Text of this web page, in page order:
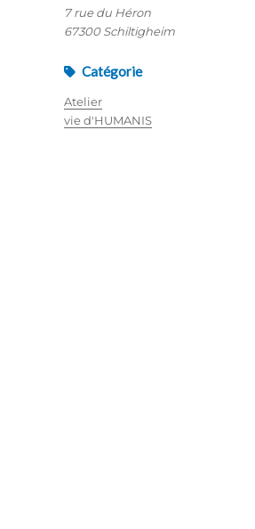
7 rue du Héron
67300 Schiltigheim
Catégorie
Atelier
vie d'HUMANIS